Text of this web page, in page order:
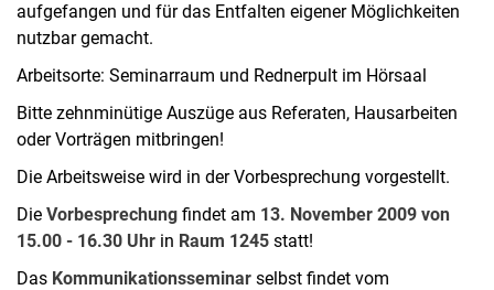
aufgefangen und für das Entfalten eigener Möglichkeiten
nutzbar gemacht.
Arbeitsorte: Seminarraum und Rednerpult im Hörsaal
Bitte zehnminütige Auszüge aus Referaten, Hausarbeiten
oder Vorträgen mitbringen!
Die Arbeitsweise wird in der Vorbesprechung vorgestellt.
Die Vorbesprechung findet am 13. November 2009 von
15.00 - 16.30 Uhr in Raum 1245 statt!
Das Kommunikationsseminar selbst findet vom